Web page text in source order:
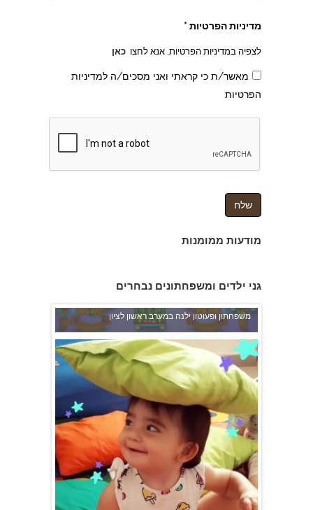
מדיניות הפרטיות *
לצפיה במדיניות הפרטיות, אנא לחצו כאן
מאשר/ת כי קראתי ואני מסכים/ה למדיניות
הפרטיות
מודעות ממומנות
גני ילדים ומשפחתונים נבחרים
משפחתון ופעוטון ילנה במערב ראשון לציון